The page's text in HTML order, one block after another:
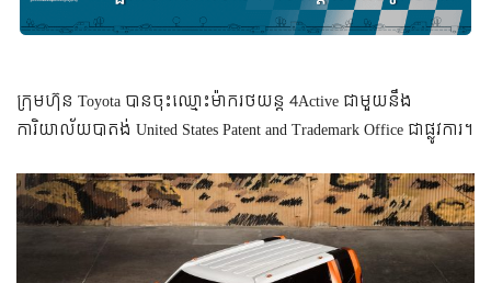
ក្រុមហ៊ុន Toyota បានចុះឈ្មោះម៉ាករថយន្ត 4Active ជាមួយនឹង
ការិយាល័យបាតង់ United States Patent and Trademark Office ជាផ្លូវការ។